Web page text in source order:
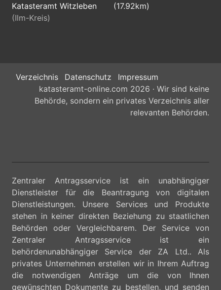
Katasteramt Witzleben
(17.92km)
(Ilm-Kreis)
Verzeichnis Datenschutz
Impressum
katasteramt-online.com 2026 · Wir sind keine
Behörde, sondern ein privates Verzeichnis aller
relevanten Behörden.
Zentraler Antragsservice ist ein unabhängiger
Dienstleister für die Beantragung von digitalen
Dienstleistungen. Unsere Services und Produkte
stehen in keiner direkten Beziehung zu staatlichen
Behörden oder Vergleichbarem. Der Service von
Zentraler Antragsservice ist ein
behördenunabhängiger Service der ZA Ltd.. Als
privates Unternehmen erstellen wir in Ihrem Auftrag
die notwendigen Anträge um die von Ihnen
gewünschten Dokumente zu bestellen, und senden